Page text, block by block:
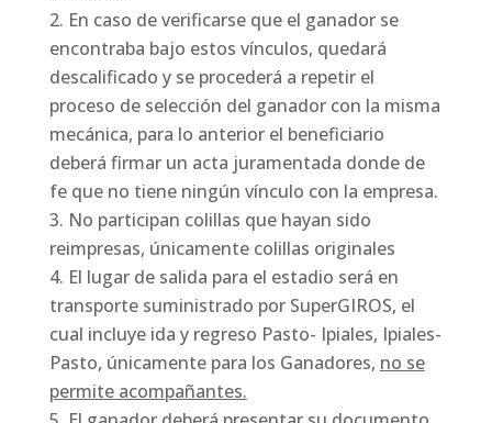
En caso de verificarse que el ganador se
encontraba bajo estos vínculos, quedará
descalificado y se procederá a repetir el
proceso de selección del ganador con la misma
mecánica, para lo anterior el beneficiario
deberá firmar un acta juramentada donde de
fe que no tiene ningún vínculo con la empresa.
No participan colillas que hayan sido
reimpresas, únicamente colillas originales
El lugar de salida para el estadio será en
transporte suministrado por SuperGIROS, el
cual incluye ida y regreso Pasto- Ipiales, Ipiales-
Pasto, únicamente para los Ganadores, no se
permite acompañantes.